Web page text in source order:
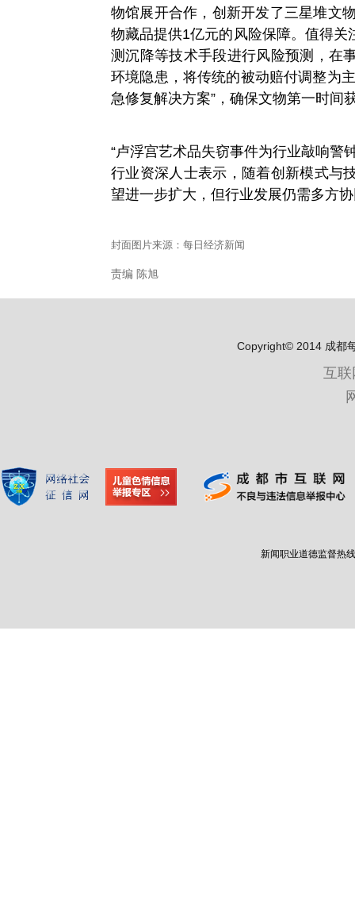
物馆展开合作，创新开发了三星堆文
物藏品提供1亿元的风险保障。值得
测沉降等技术手段进行风险预测，在
环境隐患，将传统的被动赔付调整为
急修复解决方案”，确保文物第一时间
“卢浮宫艺术品失窃事件为行业敲响警
行业资深人士表示，随着创新模式与
望进一步扩大，但行业发展仍需多方
封面图片来源：每日经济新闻
责编 陈旭
Copyright© 2014 成都
互
新闻职业道德监督热